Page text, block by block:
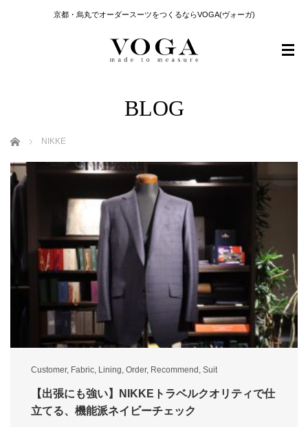
京都・烏丸でオーダースーツをつくるならVOGA(ヴォーガ)
BLOG
ホーム NIKKE
Customer, Fabric Lining Order, Recommend Suit
【出張にも強い】NIKKEトラベルクオリティで仕
立てる、機能派ネイビーチェック